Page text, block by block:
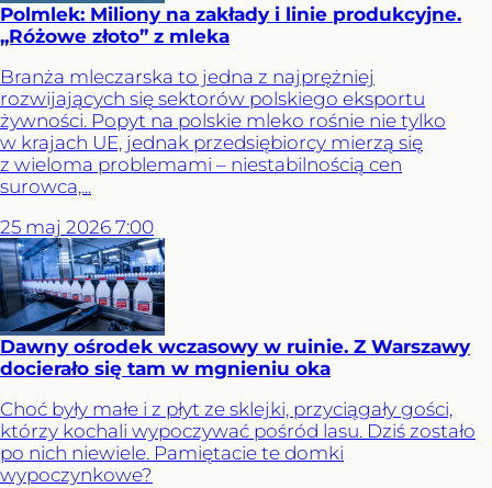
Polmlek: Miliony na zakłady i linie produkcyjne.
„Różowe złoto” z mleka
Branża mleczarska to jedna z najprężniej
rozwijających się sektorów polskiego eksportu
żywności. Popyt na polskie mleko rośnie nie tylko
w krajach UE, jednak przedsiębiorcy mierzą się
z wieloma problemami – niestabilnością cen
surowca,...
25 maj 2026 7:00
Dawny ośrodek wczasowy w ruinie. Z Warszawy
docierało się tam w mgnieniu oka
Choć były małe i z płyt ze sklejki, przyciągały gości,
którzy kochali wypoczywać pośród lasu. Dziś zostało
po nich niewiele. Pamiętacie te domki
wypoczynkowe?